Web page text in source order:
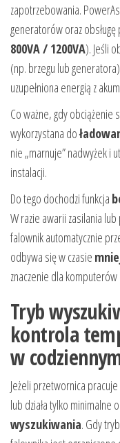
zapotrzebowania.
generatorów oraz
800VA / 1200VA). Jeśli
(np. brzegu lub
uzupełniona energią z
Co ważne, gdy
wykorzystana do
nie „marnuje” nadwyżek i
instalacji.
Do tego dochodzi funkcja
W razie awarii zasilania
falownik automatycznie
odbywa się w czasie
znaczenie dla
Tryb
kontrola
w
Jeżeli przetwornica
lub działa tylko minimalne
wyszukiwania. Gdy